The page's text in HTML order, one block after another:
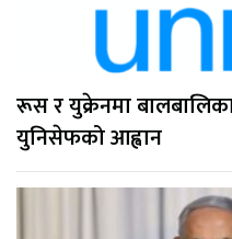
रूस र युक्रेनमा
युनिसेफको आह्वान